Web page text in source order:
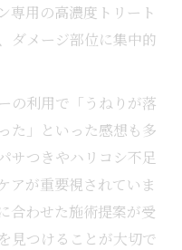
専用の高濃度トリート
ダメージ部位に集中的
の利用で「うねりが落
た」といった感想も多
サつきやハリコシ不足
アが重要視されていま
合わせた施術提案が受
見つけることが大切で